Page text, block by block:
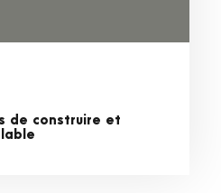
de construire et